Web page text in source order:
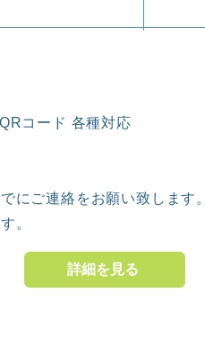
コード 各種対応
にご連絡をお願い致します。
。
詳細を見る